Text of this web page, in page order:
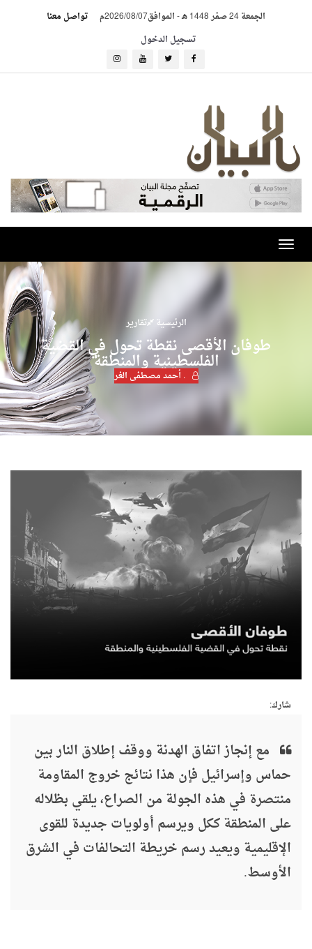
الجمعة 24 صفر 1448 هـ -الموافق2026/08/07م
تواصل معنا
تسجيل الدخول
Toggle
navigation
الرئيسية تقارير
طوفان الأقصى نقطة تحول في القضية
الفلسطينية والمنطقة
. أحمد مصطفى الغر
شارك:
مع إنجاز اتفاق الهدنة ووقف إطلاق النار بين
حماس وإسرائيل فإن هذا نتائج خروج المقاومة
منتصرة في هذه الجولة من الصراع، يلقي بظلاله
على المنطقة ككل ويرسم أولويات جديدة للقوى
الإقليمية ويعيد رسم خريطة التحالفات في الشرق
الأوسط.